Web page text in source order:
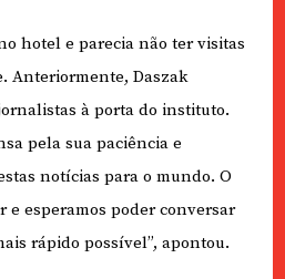
hotel e parecia não ter visitas
Anteriormente, Daszak
à porta do instituto.
pela sua paciência e
notícias para o mundo. O
e esperamos poder conversar
rápido possível”, apontou.